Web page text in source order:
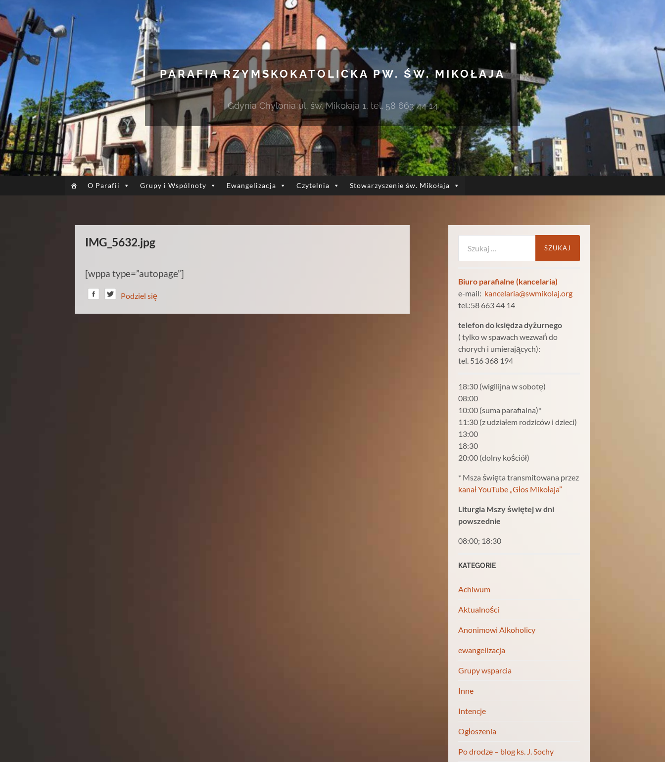
PARAFIA RZYMSKOKATOLICKA PW. ŚW. MIKOŁAJA
Gdynia Chylonia ul. św. Mikołaja 1, tel. 58 663 44 14
O Parafii Grupy i Wspólnoty Ewangelizacja Czytelnia Stowarzyszenie św. Mikołaja
IMG_5632.jpg
[wppa type=”autopage”]
Podziel się
Biuro parafialne (kancelaria)
e-mail: kancelaria@swmikolaj.org
tel.:58 663 44 14
telefon do księdza dyżurnego
( tylko w spawach wezwań do
chorych i umierających):
tel. 516 368 194
18:30 (wigilijna w sobotę)
08:00
10:00 (suma parafialna)*
11:30 (z udziałem rodziców i dzieci)
13:00
18:30
20:00 (dolny kościół)
* Msza święta transmitowana przez
kanał YouTube „Głos Mikołaja”
Liturgia Mszy świętej w dni
powszednie
08:00; 18:30
KATEGORIE
Achiwum
Aktualności
Anonimowi Alkoholicy
ewangelizacja
Grupy wsparcia
Inne
Intencje
Ogłoszenia
Po drodze – blog ks. J. Sochy